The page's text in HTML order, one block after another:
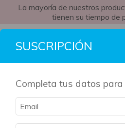
La mayoría de nuestros
tienen su tiempo de
Inicio
Merch 3D
SUSCRIPCIÓN
Completa tus datos